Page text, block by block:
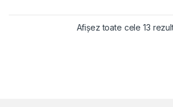
Afișez toate cele 13